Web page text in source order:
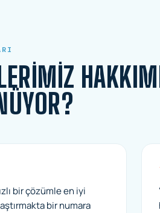
bir çözümle en iyi
bir numara